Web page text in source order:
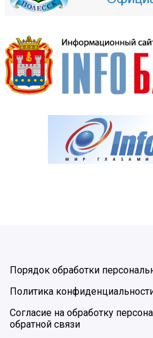
Порядок обработки
Политика
Согласие на обработку
обратной связи